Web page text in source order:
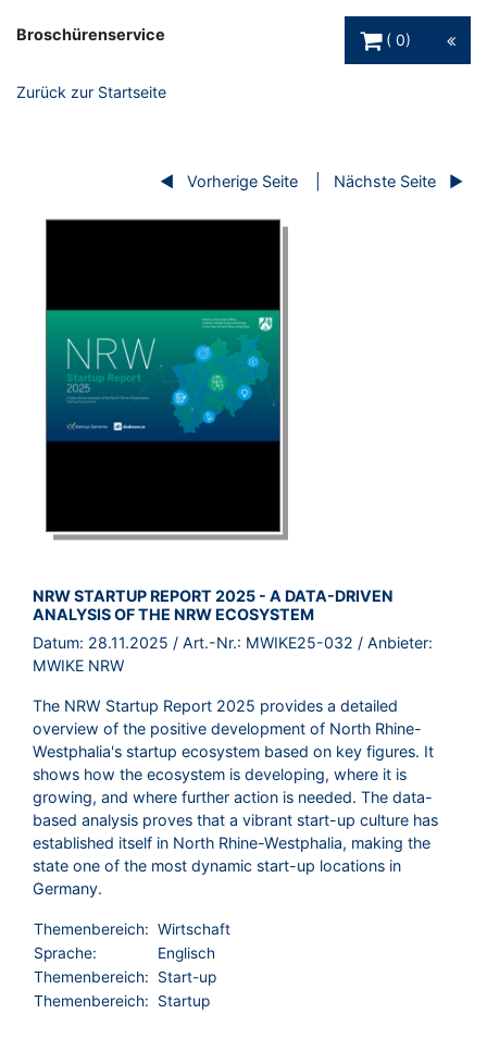
Broschürenservice
0
Zurück zur Startseite
Vorherige Seite Nächste Seite
BROSCHÜRE:
NRW STARTUP REPORT 2025 - A DATA-DRIVEN
ANALYSIS OF THE NRW ECOSYSTEM
Datum: 28.11.2025 / Art.-Nr.: MWIKE25-032 / Anbieter:
MWIKE NRW
The NRW Startup Report 2025 provides a detailed
overview of the positive development of North Rhine-
Westphalia's startup ecosystem based on key figures. It
shows how the ecosystem is developing, where it is
growing, and where further action is needed. The data-
based analysis proves that a vibrant start-up culture has
established itself in North Rhine-Westphalia, making the
state one of the most dynamic start-up locations in
Germany.
Themenbereich: Wirtschaft
Sprache:
Englisch
Themenbereich:
Start-up
Themenbereich:
Startup